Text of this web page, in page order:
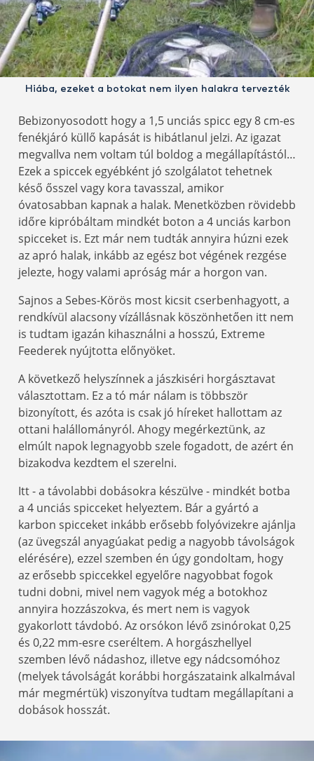
Hiába, ezeket a botokat nem ilyen halakra tervezték
Bebizonyosodott hogy a 1,5 unciás spicc egy 8 cm-es
fenékjáró küllő kapását is hibátlanul jelzi. Az igazat
megvallva nem voltam túl boldog a megállapítástól…
Ezek a spiccek egyébként jó szolgálatot tehetnek
késő ősszel vagy kora tavasszal, amikor
óvatosabban kapnak a halak. Menetközben rövidebb
időre kipróbáltam mindkét boton a 4 unciás karbon
spicceket is. Ezt már nem tudták annyira húzni ezek
az apró halak, inkább az egész bot végének rezgése
jelezte, hogy valami apróság már a horgon van.
Sajnos a Sebes-Körös most kicsit cserbenhagyott, a
rendkívül alacsony vízállásnak köszönhetően itt nem
is tudtam igazán kihasználni a hosszú, Extreme
Feederek nyújtotta előnyöket.
A következő helyszínnek a jászkiséri horgásztavat
választottam. Ez a tó már nálam is többször
bizonyított, és azóta is csak jó híreket hallottam az
ottani halállományról. Ahogy megérkeztünk, az
elmúlt napok legnagyobb szele fogadott, de azért én
bizakodva kezdtem el szerelni.
Itt - a távolabbi dobásokra készülve - mindkét botba
a 4 unciás spicceket helyeztem. Bár a gyártó a
karbon spicceket inkább erősebb folyóvizekre ajánlja
(az üvegszál anyagúakat pedig a nagyobb távolságok
elérésére), ezzel szemben én úgy gondoltam, hogy
az erősebb spiccekkel egyelőre nagyobbat fogok
tudni dobni, mivel nem vagyok még a botokhoz
annyira hozzászokva, és mert nem is vagyok
gyakorlott távdobó. Az orsókon lévő zsinórokat 0,25
és 0,22 mm-esre cseréltem. A horgászhellyel
szemben lévő nádashoz, illetve egy nádcsomóhoz
(melyek távolságát korábbi horgászataink alkalmával
már megmértük) viszonyítva tudtam megállapítani a
dobások hosszát.